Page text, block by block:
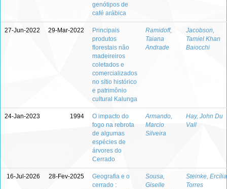
genótipos de
café arábica
27-Jun-2022 29-Mar-2022
Principais
produtos
florestais não
madeireiros
coletados e
comercializados
no sítio histórico
e patrimônio
cultural Kalunga
Ramidoff,
Taiana
Andrade
Jacobson,
Tamiel Khan
Baiocchi
24-Jan-2023 1994
O impacto do
fogo na rebrota
de algumas
espécies de
árvores do
Cerrado
Armando,
Marcio
Silveira
Hay, John Du
Vall
16-Jul-2026 28-Fev-2025
Geografia e o
cerrado :
Sousa,
Giselle
Steinke, Ercília
Torres